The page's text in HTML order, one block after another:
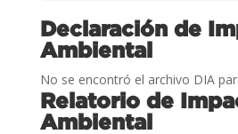
Declaración de
Ambiental
No se encontró el archivo DIA
Relatorio de
Ambiental